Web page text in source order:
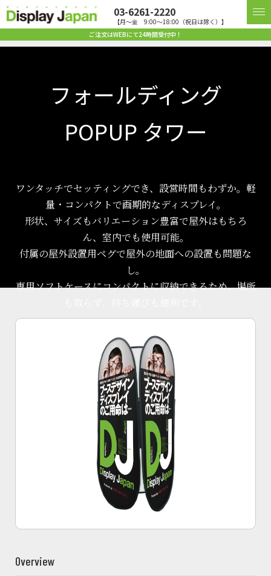
03-6261-2220
【月〜金 9:00〜18:00（祝日は除く）】
ご注文はWEBにて24時間受付中！
フォールディング
POPUP タワー
ワンタッチでセッティングでき、設営時間もわずか。軽
量・コンパクトで画期的なディスプレイ。
形状、サイズもバリエーション豊富で屋外はもちろ
ん、室内でも使用可能。
付属の屋外設置用ペグで屋外の地面への設置も問題な
し。
専用ソフトケースにコンパクトに収納できるため、場所
Overview